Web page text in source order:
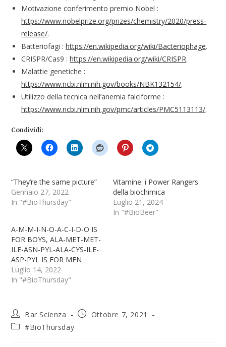
Motivazione conferimento premio Nobel :
https://www.nobelprize.org/prizes/chemistry/2020/press-
release/.
Batteriofagi :https://en.wikipedia.org/wiki/Bacteriophage.
CRISPR/Cas9 :https://en.wikipedia.org/wiki/CRISPR.
Malattie genetiche :
https://www.ncbi.nlm.nih.gov/books/NBK132154/.
Utilizzo della tecnica nell’anemia falciforme :
https://www.ncbi.nlm.nih.gov/pmc/articles/PMC5113113/.
Condividi:
“They’re the same picture”
Gennaio 27, 2022
In "#BioThursday"
Vitamine: i Power Rangers
della biochimica
Luglio 21, 2024
In "#BioBeer"
A-M-M-I-N-O-A-C-I-D-O IS
FOR BOYS, ALA-MET-MET-
ILE-ASN-PYL-ALA-CYS-ILE-
ASP-PYL IS FOR MEN
Luglio 14, 2022
In "#BioThursday"
Bar Scienza
Ottobre 7, 2021
#BioThursday